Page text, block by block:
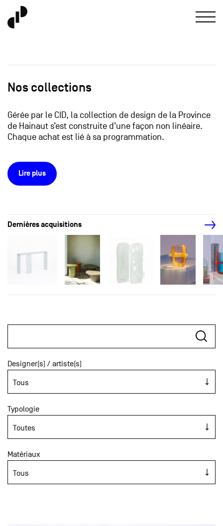
Nos collections
Gérée par le CID, la collection de design de la Province
de Hainaut s’est construite d’une façon non linéaire.
Chaque achat est lié à sa programmation.
Lire plus
Dernières acquisitions
Designer(s) / artiste(s)
Typologie
Matériaux